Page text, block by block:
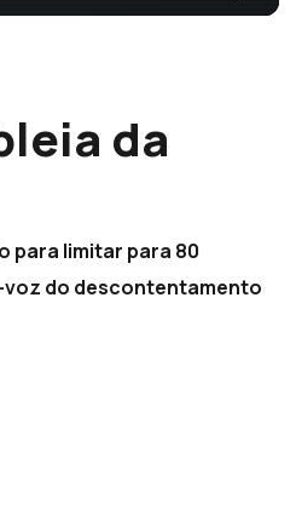
da
para limitar para 80
voz do descontentamento